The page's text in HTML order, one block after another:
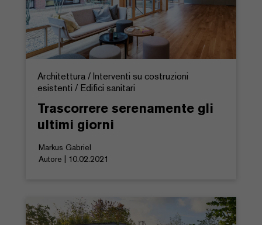
Architettura / Interventi su costruzioni
esistenti / Edifici sanitari
Trascorrere serenamente gli
ultimi giorni
Markus Gabriel
Autore | 10.02.2021